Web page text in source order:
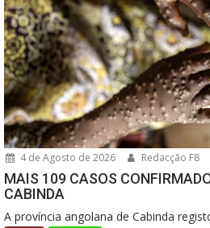
4 de Agosto de 2026 Redacção F8
MAIS 109 CASOS
CABINDA
A província angolana de Cabinda